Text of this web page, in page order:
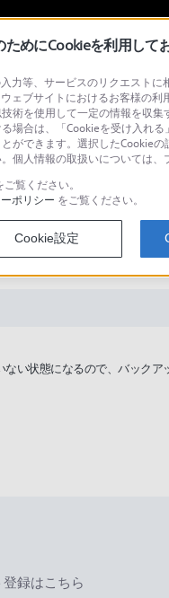
スタンバイ
すか？
い状態になるので、バック
録はこちら
めにCookieを利用して
力等、サービスのリクエスト
ェブサイトにおけるお客様の
術を使用して一定の情報を収
場合は、「Cookieを受け入れ
ができます。選択したCookie
個人情報の取扱いについては、
ご覧ください。
ポリシー をご覧ください。
Cookie設定